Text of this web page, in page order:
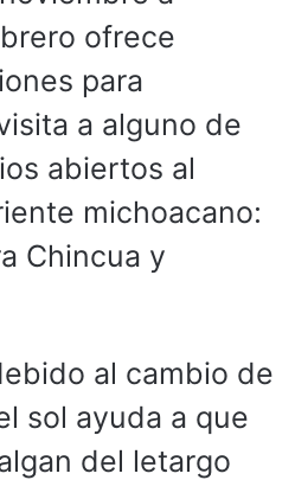
ofrece
para
a alguno de
abiertos al
michoacano:
Chincua y
al cambio de
sol ayuda a que
del letargo